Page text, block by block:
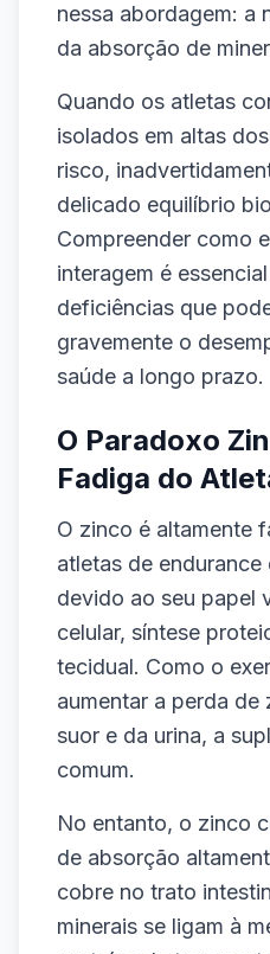
nessa abordagem: a
da absorção de
Quando os atletas
isolados em altas
risco,
delicado equilíbrio
Compreender como
interagem é
deficiências que
gravemente o
saúde a longo prazo.
O Paradoxo
Fadiga do
O zinco é altamente
atletas de
devido ao seu papel
celular, síntese
tecidual. Como o
aumentar a perda de
suor e da urina, a
comum.
No entanto, o zinco
de absorção
cobre no trato
minerais se ligam à